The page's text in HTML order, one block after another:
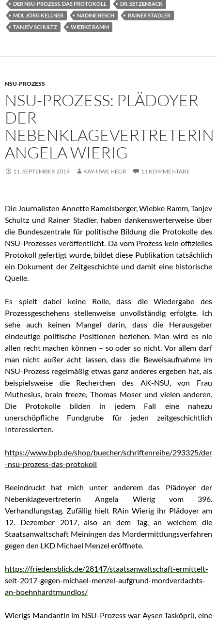
DER NSU-PROZESS. DAS PROTOKOLL
DR. SETZENSACK
MDL JÖRG KELLNER
NADINE RESCH
RAINER STADLER
TANJEV SCHULTZ
WIEBKE RAMM
NSU-PROZESS
NSU-PROZESS: PLÄDOYER
DER
NEBENKLAGEVERTRETERIN
ANGELA WIERIG
11. SEPTEMBER 2019 KAY-UWE HEGR 11 KOMMENTARE
Die Journalisten Annette Ramelsberger, Wiebke Ramm, Tanjev
Schultz und Rainer Stadler, haben dankenswerterweise über
die Bundeszentrale für politische Bildung die Protokolle des
NSU-Prozesses veröffentlicht. Da vom Prozess kein offizielles
Protokoll gefertigt wurde, bildet diese Publikation tatsächlich
ein Dokument der Zeitgeschichte und damit eine historische
Quelle.
Es spielt dabei keine Rolle, dass die Wiedergabe des
Prozessgeschehens stellenweise unvollständig erfolgte. Ich
sehe auch keinen Mangel darin, dass die Herausgeber
eindeutige politische Positionen beziehen. Man wird es nie
allen recht machen können – so oder so nicht. Vor allem darf
man nicht außer acht lassen, dass die Beweisaufnahme im
NSU-Prozess regelmäßig etwas ganz anderes ergeben hat, als
beispielsweise die Recherchen des AK-NSU, von Frau
Muthesius, brain freeze, Thomas Moser und vielen anderen.
Die Protokolle bilden in jedem Fall eine nahezu
unerschöpfliche Fundgrube für jeden zeitgeschichtlich
Interessierten.
https://www.bpb.de/shop/buecher/schriftenreihe/293325/der
-nsu-prozess-das-protokoll
Beeindruckt hat mich unter anderem das Plädoyer der
Nebenklagevertreterin Angela Wierig vom 396.
Verhandlungstag. Zufällig hielt RAin Wierig ihr Plädoyer am
12. Dezember 2017, also an dem Tag, an welchem die
Staatsanwaltschaft Meiningen das Mordermittlungsverfahren
gegen den LKD Michael Menzel eröffnete.
https://friedensblick.de/28147/staatsanwaltschaft-ermittelt-
seit-2017-gegen-michael-menzel-aufgrund-mordverdachts-
an-boehnhardtmundlos/
Wierigs Mandantin im NSU-Prozess war Aysen Tasköprü, eine